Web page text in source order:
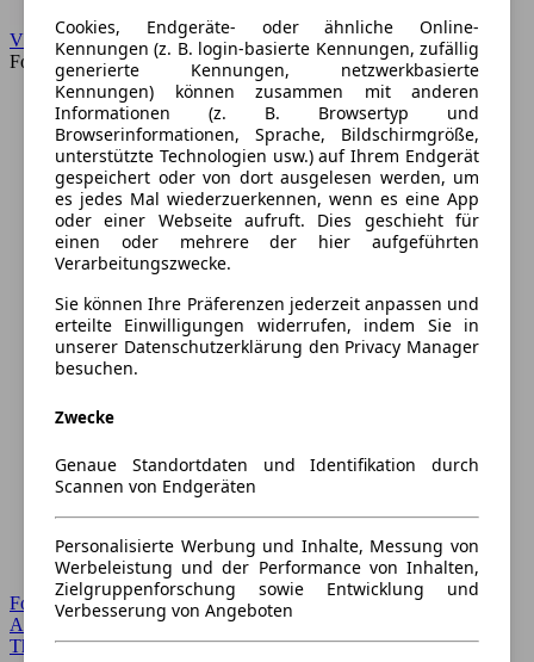
VW
Forum
Forum Startseite
Alle Auto-Foren
Themen-Forum
Cookies, Endgeräte- oder ähnliche Online-
Kennungen (z. B. login-basierte Kennungen, zufällig
generierte Kennungen, netzwerkbasierte
Kennungen) können zusammen mit anderen
Informationen (z. B. Browsertyp und
Browserinformationen, Sprache, Bildschirmgröße,
unterstützte Technologien usw.) auf Ihrem Endgerät
gespeichert oder von dort ausgelesen werden, um
es jedes Mal wiederzuerkennen, wenn es eine App
oder einer Webseite aufruft. Dies geschieht für
einen oder mehrere der hier aufgeführten
Verarbeitungszwecke.
Sie können Ihre Präferenzen jederzeit anpassen und
erteilte Einwilligungen widerrufen, indem Sie in
unserer Datenschutzerklärung den Privacy Manager
besuchen.
Zwecke
Genaue Standortdaten und Identifikation durch
Scannen von Endgeräten
Personalisierte Werbung und Inhalte, Messung von
Werbeleistung und der Performance von Inhalten,
Zielgruppenforschung sowie Entwicklung und
Verbesserung von Angeboten